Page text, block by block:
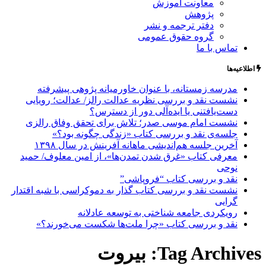
معاونت آموزش
پژوهش
دفتر ترجمه و نشر
گروه حقوق عمومی
تماس با ما
اطلاعیه‌ها
مدرسه زمستانه، با عنوان خاورمیانه پژوهی پیشرفته
نشست نقد و بررسی نظریه عدالت رالز/ عدالت؛ رویایی
دست‌یافتنی یا ایده‌آلی دور از دسترس؟
نشست امام موسی صدر؛ تلاش برای تحقق وفاق رالزی
جلسه‌ی نقد و بررسی کتاب «زندگی چگونه بود؟»
آخرین جلسه هم‌اندیشی ماهانه آفرینش در سال ۱۳۹۸
معرفی کتاب «غرق شدن تمدن‌ها»، از امین معلوف/ حمید
نوحی
نقد و بررسی کتاب “فروپاشی”
نشست نقد و بررسی کتاب گذار به دموکراسی با شبه اقتدار
گرایی
رویکردی جامعه شناختی به توسعه عادلانه
نقد و بررسی کتاب «چرا ملت‌ها شکست می‌خورند؟»
Tag Archives: بیروت